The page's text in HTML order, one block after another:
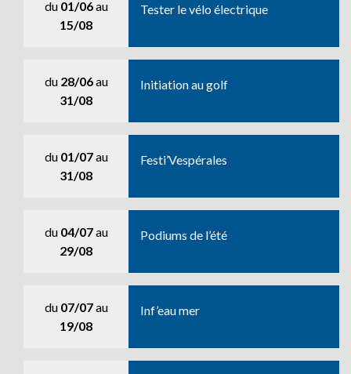
du 01/06au
15/08
Tester le vélo électrique
du 28/06au
31/08
Initiation au golf
du 01/07au
31/08
Festi’Vespérales
du 04/07au
29/08
Podiums de l’été
du 07/07au
19/08
Inf’eau mer